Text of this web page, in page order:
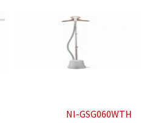
NI-GSG060WTH